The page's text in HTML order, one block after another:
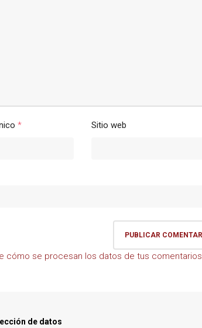
* Sitio web
cómo se procesan los datos de tus comentarios.
de datos